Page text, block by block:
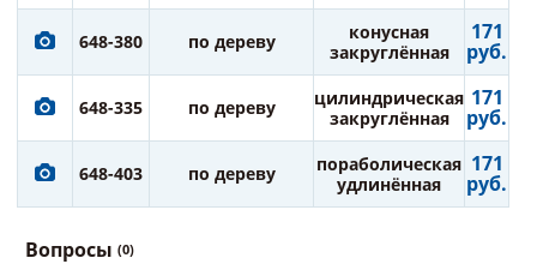
648-380 по дереву
конусная
закруглённая
171
руб.
648-335 по дереву
цилиндрическая
закруглённая
171
руб.
648-403 по дереву
пораболическая
удлинённая
171
руб.
Вопросы (0)